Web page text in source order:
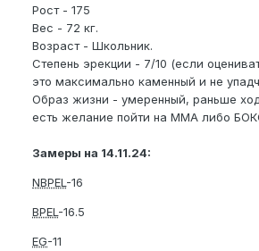
Рост - 175
Вес - 72 кг.
Возраст - Школьник.
Степень эрекции - 7/10 (если
это максимально каменный и не
Образ жизни - умеренный, раньше
есть желание пойти на ММА либо
Замеры на 14.11.24:
NBPEL -16
BPEL -16.5
EG-11